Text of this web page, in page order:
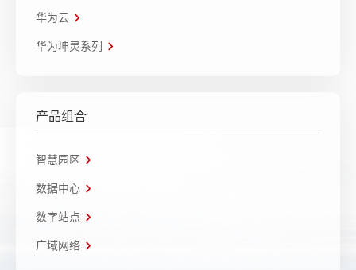
华为云
华为坤灵系列
产品组合
智慧园区
数据中心
数字站点
广域网络